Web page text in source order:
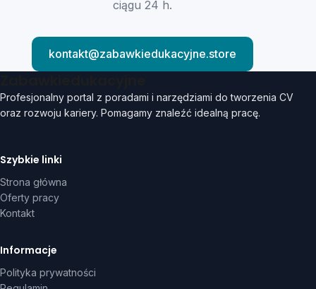
ciągu 24 h.
kontakt@zabawkiedukacyjne.store
Profesjonalny portal z poradami i narzędziami do tworzenia CV
oraz rozwoju kariery. Pomagamy znaleźć idealną pracę.
Szybkie linki
Strona główna
Oferty pracy
Kontakt
Informacje
Polityka prywatności